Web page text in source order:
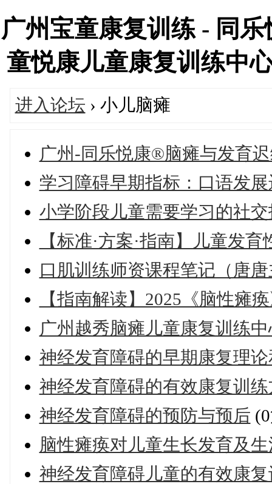
广州宝童康复训练 - 同
童悦康儿童康复训练中
进入论坛 › 小儿脑瘫
广州-同乐悦康®脑瘫与发育
学习障碍早期指标：口语发
小学阶段儿童需要学习的社
【标准·方案·指南】儿童发
口肌训练师资课程笔记（唐
【指南解读】2025《脑性瘫
广州越秀脑瘫儿童康复训练中
神经发育障碍的早期康复理
神经发育障碍的有效康复训
神经发育障碍的预防与预后
脑性瘫痪对儿童生长发育及
神经发育障碍儿童的有效康